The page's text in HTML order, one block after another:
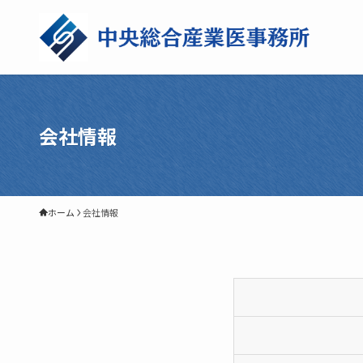
会社情報
ホーム 会社情報